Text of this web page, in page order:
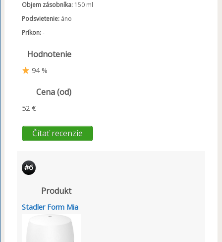
Objem zásobníka:150 ml
Podsvietenie:áno
Príkon:-
Hodnotenie
94 %
Cena (od)
52 €
Čítať recenzie
#6
Produkt
Stadler Form Mia